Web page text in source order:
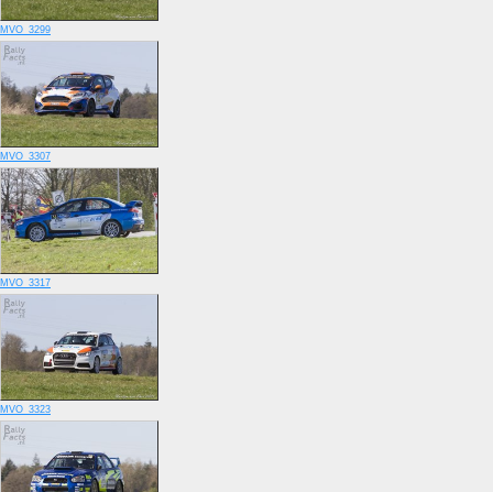
MVO_3299
MVO_3307
MVO_3317
MVO_3323